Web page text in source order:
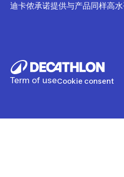
迪卡侬承诺提供与产品同样高水
Term of useCookie consent